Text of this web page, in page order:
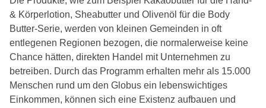
& Körperlotion, Sheabutter und Olivenöl für die Body
Butter-Serie, werden von kleinen Gemeinden in oft
entlegenen Regionen bezogen, die normalerweise keine
Chance hätten, direkten Handel mit Unternehmen zu
betreiben. Durch das Programm erhalten mehr als 15.000
Menschen rund um den Globus ein lebenswichtiges
Einkommen, können sich eine Existenz aufbauen und